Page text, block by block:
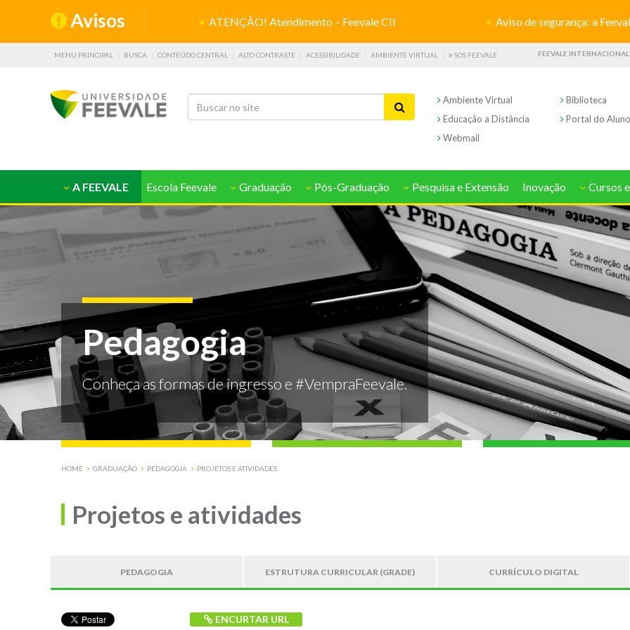
Avisos ATENÇÃO! Atendimento – Feevale CII Aviso de segurança: a Feevale
MENU PRINCIPAL BUSCA CONTEÚDO CENTRAL ALTO CONTRASTE ACESSIBILIDADE AMBIENTE VIRTUAL SOS FEEVALE FEEVALE INTERNACIONAL
Ambiente Virtual
Biblioteca
Educação a Distância
Portal do Aluno
Webmail
A FEEVALE Escola Feevale Graduação Pós-Graduação Pesquisa e Extensão Inovação Cursos
Pedagogia
Conheça as formas de ingresso e #VempraFeevale.
HOME GRADUAÇÃO PEDAGOGIA PROJETOS E ATIVIDADES
Projetos e atividades
PEDAGOGIA ESTRUTURA CURRICULAR (GRADE) CURRÍCULO DIGITAL
ENCURTAR URL